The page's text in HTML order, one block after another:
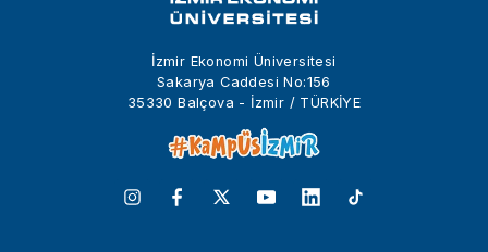
İzmir Ekonomi Üniversitesi
Sakarya Caddesi No:156
35330 Balçova - İzmir / TÜRKİYE